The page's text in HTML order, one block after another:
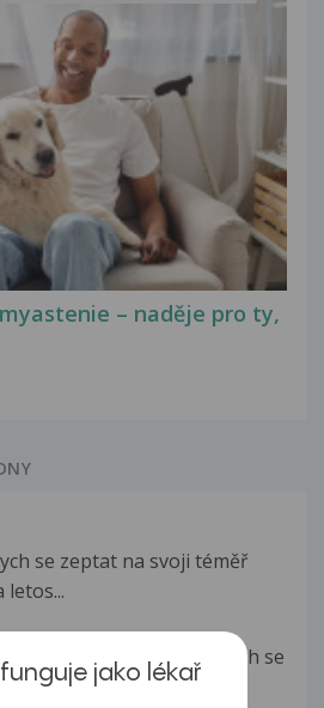
– naděje pro ty,
se zeptat na svoji téměř
letos...
mononukleozu a chtěl bych se
jako lékař